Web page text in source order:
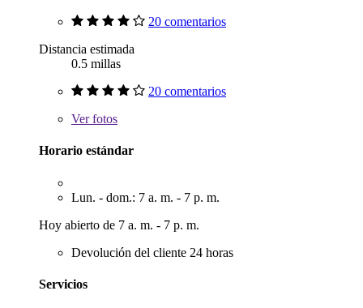
20 comentarios
Distancia estimada
0.5 millas
20 comentarios
Verfotos
Horario estándar
Lun. - dom.: 7 a. m. - 7 p. m.
Hoy abierto de 7 a. m. - 7 p. m.
Devolución del cliente 24 horas
Servicios